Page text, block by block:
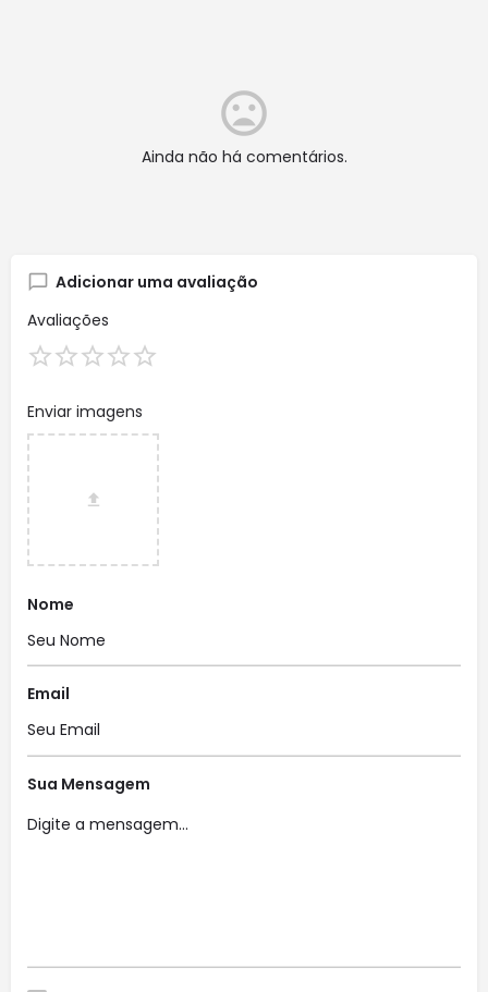
Ainda não há comentários.
Adicionar uma avaliação
Avaliações
Enviar imagens
Nome
Email
Sua Mensagem